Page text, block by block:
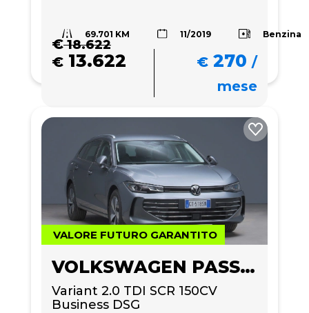
69.701 KM 11/2019 Benzina
€18.622
€ 13.622 € 270 /
mese
VALORE FUTURO GARANTITO
VOLKSWAGEN PASSAT
Variant 2.0 TDI SCR 150CV
Business DSG